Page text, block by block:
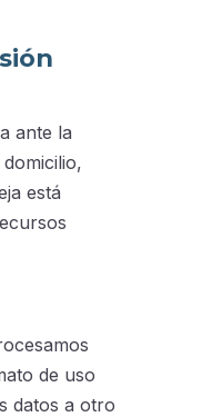
ante la
está
de uso
datos a otro